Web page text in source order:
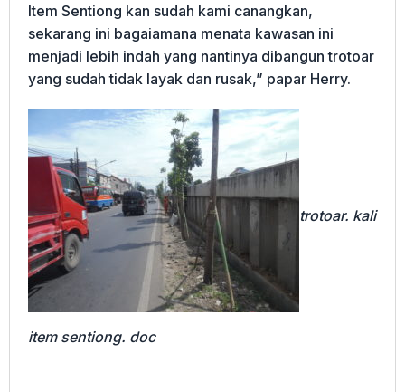
Item Sentiong kan sudah kami canangkan,
sekarang ini bagaiamana menata kawasan ini
menjadi lebih indah yang nantinya dibangun trotoar
yang sudah tidak layak dan rusak,” papar Herry.
trotoar. kali
item sentiong. doc